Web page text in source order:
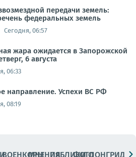
передачи земель:
федеральных земель
Сегодня, 06:57
жара ожидается в Запорожской
6 августа
06:33
направление. Успехи ВС РФ
08:19
ВОЕНКОРЫМНЕНИЯПАБЛИКИ
ФОТОЛОНГРИДЫ